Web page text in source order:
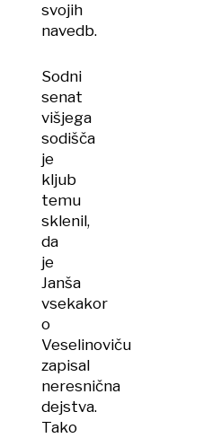
svojih
navedb.
Sodni
senat
višjega
sodišča
je
kljub
temu
sklenil,
da
je
Janša
vsekakor
o
Veselinoviču
zapisal
neresnična
dejstva.
Tako